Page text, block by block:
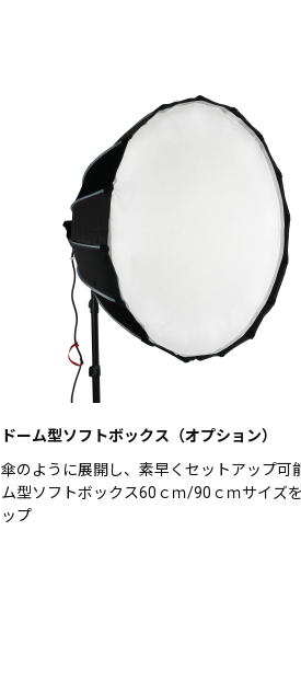
ドーム型ソフトボックス（オプション）
傘のように展開し、素早くセットアップ可
ム型ソフトボックス60ｃｍ/90ｃｍサイズ
ップ